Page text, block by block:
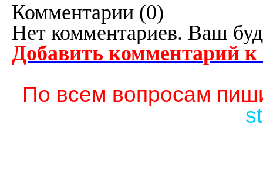
Комментарии (0)
Нет комментариев. Ваш
Добавить комментарий к
По всем вопросам